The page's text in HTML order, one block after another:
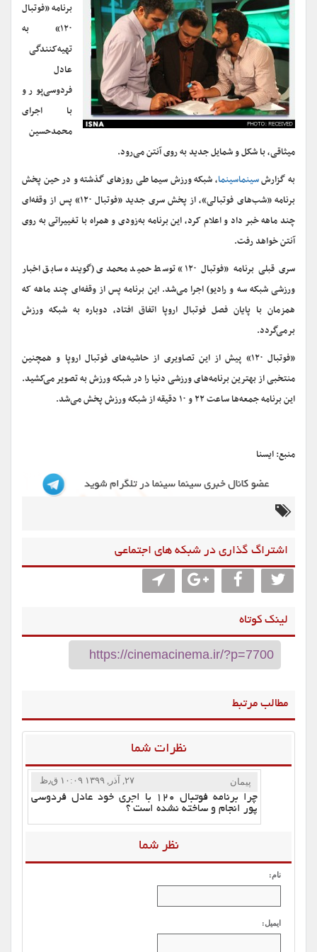
برنامه «فوتبال
۱۲۰» به
تهیه‌کنندگی
عادل
فردوسی‌پور و
با اجرای
محمدحسین
میثاقی، با شکل و شمایل جدید به روی آنتن می‌رود.
به گزارشسینماسینما، شبکه ورزش سیما طی روزهای گذشته و در حین پخش
برنامه «شب‌های فوتبالی»، از پخش سری جدید «فوتبال ۱۲۰» پس از وقفه‌ای
چند ماهه خبر داد و اعلام کرد، این برنامه به‌زودی و همراه با تغییراتی به روی
آنتن خواهد رفت.
سری قبلی برنامه «فوتبال ۱۲۰» توسط حمید محمدی (گوینده سابق اخبار
ورزشی شبکه سه و رادیو) اجرا می‌شد. این برنامه پس از وقفه‌ای چند ماهه که
همزمان با پایان فصل فوتبال اروپا اتفاق افتاد، دوباره به شبکه ورزش
برمی‌گردد.
«فوتبال ۱۲۰» پیش از این تصاویری از حاشیه‌های فوتبال اروپا و همچنین
منتخبی از بهترین برنامه‌های ورزشی دنیا را در شبکه ورزش به تصویر می‌کشید.
این برنامه جمعه‌ها ساعت ۲۲ و ۱۰ دقیقه از شبکه ورزش پخش می‌شد.
منبع: ایسنا
اشتراگ گذاری در شبکه های اجتماعی
لینک کوتاه
مطالب مرتبط
نظرات شما
پیمان ۲۷, آذر, ۱۳۹۹ ۱۰:۰۹ ق٫ظ
چرا برنامه فوتبال ۱۲۰ با اجری خود عادل فردوسی
پور انجام و ساخته نشده است ؟
نظر شما
نام:
ایمیل: